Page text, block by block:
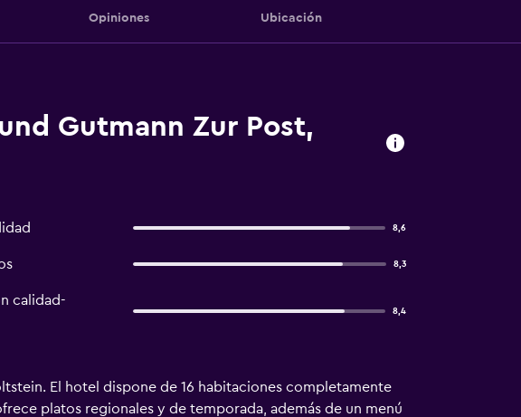
Opiniones Ubicación
Gutmann Zur Post,
8,6
8,3
calidad-
8,4
El hotel dispone de 16 habitaciones completamente
platos regionales y de temporada, además de un menú